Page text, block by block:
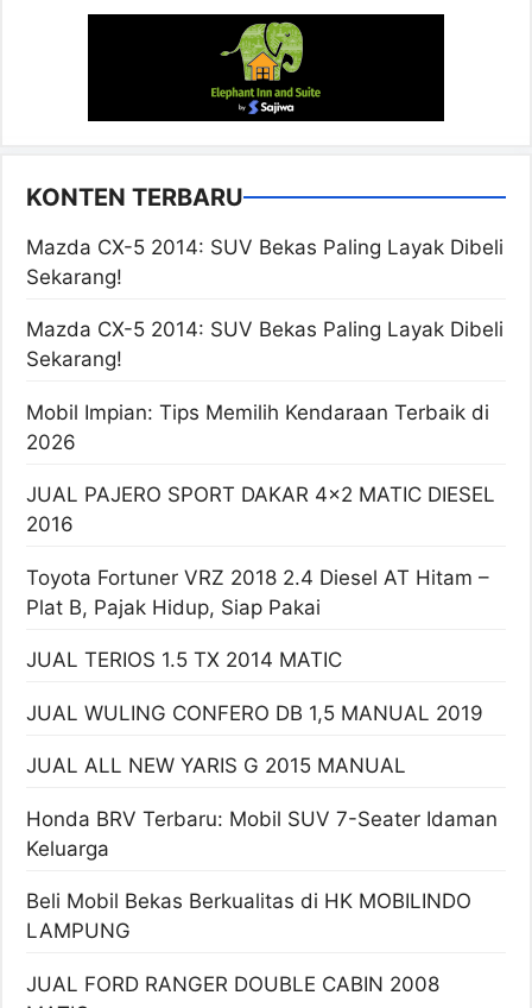
KONTEN TERBARU
Mazda CX-5 2014: SUV Bekas Paling Layak Dibeli
Sekarang!
Mazda CX-5 2014: SUV Bekas Paling Layak Dibeli
Sekarang!
Mobil Impian: Tips Memilih Kendaraan Terbaik di
2026
JUAL PAJERO SPORT DAKAR 4×2 MATIC DIESEL
2016
Toyota Fortuner VRZ 2018 2.4 Diesel AT Hitam –
Plat B, Pajak Hidup, Siap Pakai
JUAL TERIOS 1.5 TX 2014 MATIC
JUAL WULING CONFERO DB 1,5 MANUAL 2019
JUAL ALL NEW YARIS G 2015 MANUAL
Honda BRV Terbaru: Mobil SUV 7-Seater Idaman
Keluarga
Beli Mobil Bekas Berkualitas di HK MOBILINDO
LAMPUNG
JUAL FORD RANGER DOUBLE CABIN 2008